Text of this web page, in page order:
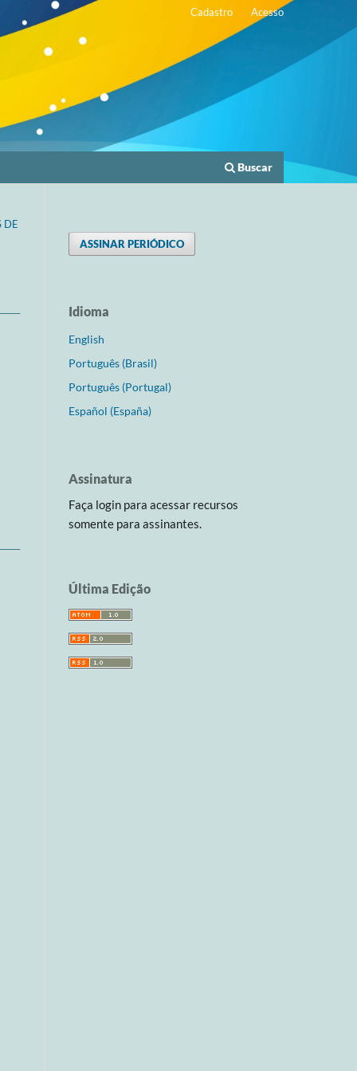
Buscar
Cadastro Acesso
DE
ASSINAR PERIÓDICO
Idioma
English
Português (Brasil)
Português (Portugal)
Español (España)
Assinatura
Faça login para acessar recursos
somente para assinantes.
Última Edição